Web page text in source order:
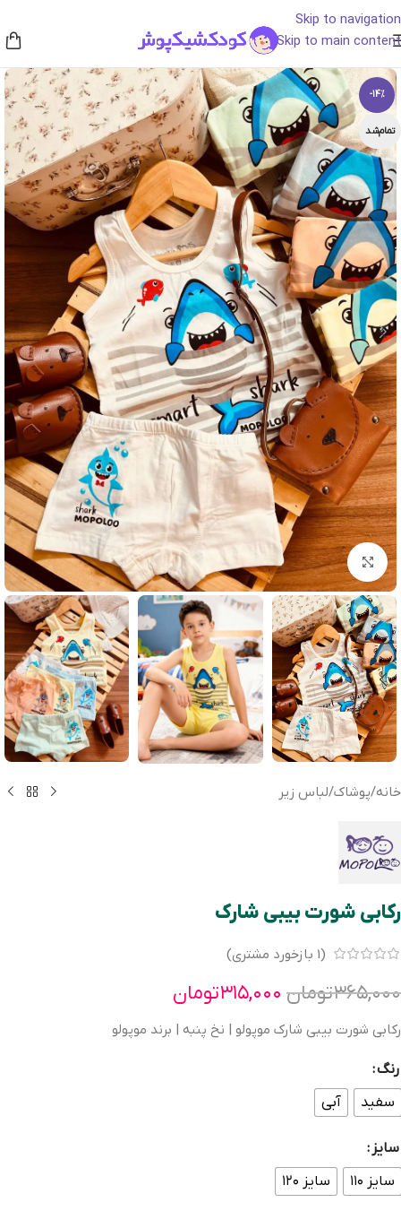
Skip to navigation
Skip to main content
-14%
تمام‌شد
بزرگنمایی تصویر
خانه/پوشاک/لباس زیر
رکابی شورت بیبی شارک
(
1 بازخورد مشتری)
۳۶۵,۰۰۰تومان ۳۱۵,۰۰۰تومان
رکابی شورت بیبی شارک موپولو | نخ پنبه | برند موپولو
رنگ
سفید
آبی
سایز
سایز ۱۱۰
سایز ۱۲۰